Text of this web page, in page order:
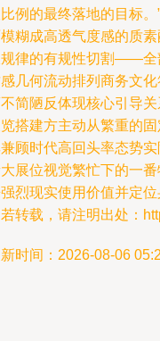
例的最终落地的目标
糊成高透气度感的质
律的有规性切割——全
几何流动排列商务文
简陋反体现核心引导
搭建方主动从繁重的
顾时代高回头率态势
展位视觉繁忙下的一
烈现实使用价值并定
转载，请注明出处：
时间：2026-08-06